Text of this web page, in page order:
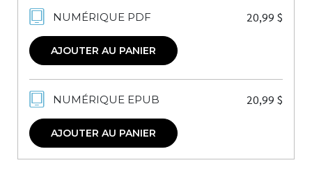
NUMÉRIQUE PDF 20,99 $
AJOUTER AU PANIER
NUMÉRIQUE EPUB 20,99 $
AJOUTER AU PANIER